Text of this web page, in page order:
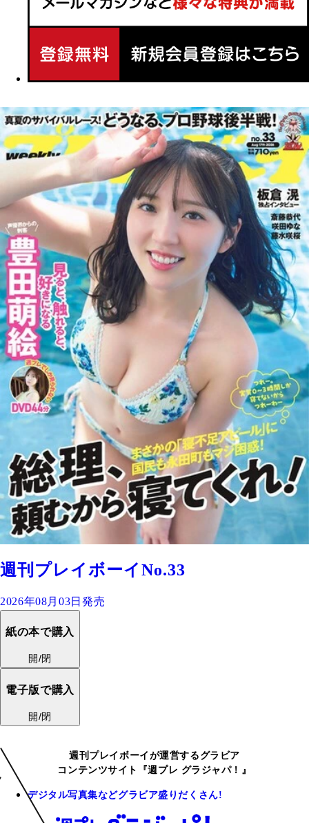
週刊プレイボーイNo.33
2026年08月03日発売
紙の本で購入
開/閉
電子版で購入
開/閉
週刊プレイボーイが運営するグラビア
コンテンツサイト『週プレ グラジャパ！』
デジタル写真集などグラビア盛りだくさん!